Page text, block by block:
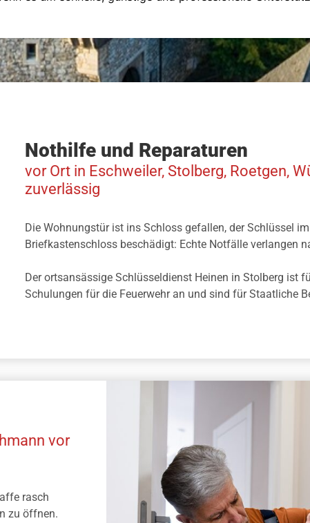
Nothilfe und Reparaturen
vor Ort in Eschweiler, Stolberg, Roetgen,
zuverlässig
Die Wohnungstür ist ins Schloss gefallen, der Schlüssel
Briefkastenschloss beschädigt: Echte Notfälle verlangen
Der ortsansässige Schlüsseldienst Heinen in Stolberg ist
Schulungen für die Feuerwehr an und sind für Staatliche
vor
rasch
zu öffnen.